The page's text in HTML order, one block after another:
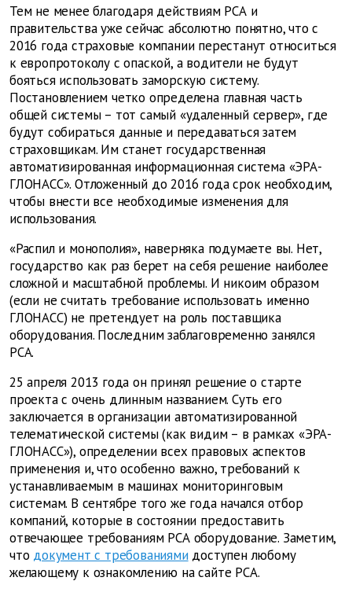
Тем не менее благодаря действиям РСА и
правительства уже сейчас абсолютно понятно, что с
2016 года страховые компании перестанут относиться
к европротоколу с опаской, а водители не будут
бояться использовать заморскую систему.
Постановлением четко определена главная часть
общей системы – тот самый «удаленный сервер», где
будут собираться данные и передаваться затем
страховщикам. Им станет государственная
автоматизированная информационная система «ЭРА-
ГЛОНАСС». Отложенный до 2016 года срок необходим,
чтобы внести все необходимые изменения для
использования.
«Распил и монополия», наверняка подумаете вы. Нет,
государство как раз берет на себя решение наиболее
сложной и масштабной проблемы. И никоим образом
(если не считать требование использовать именно
ГЛОНАСС) не претендует на роль поставщика
оборудования. Последним заблаговременно занялся
РСА.
25 апреля 2013 года он принял решение о старте
проекта с очень длинным названием. Суть его
заключается в организации автоматизированной
телематической системы (как видим – в рамках «ЭРА-
ГЛОНАСС»), определении всех правовых аспектов
применения и, что особенно важно, требований к
устанавливаемым в машинах мониторинговым
системам. В сентябре того же года начался отбор
компаний, которые в состоянии предоставить
отвечающее требованиям РСА оборудование. Заметим,
что документ с требованиямидоступен любому
желающему к ознакомлению на сайте РСА.